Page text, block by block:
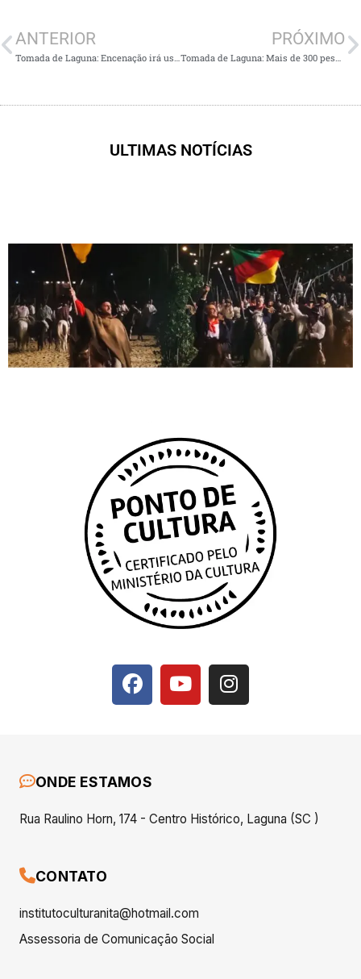
ANTERIOR
Tomada de Laguna: Encenação irá usar fogos de baixo estampido
PRÓXIMO
Tomada de Laguna: Mais de 300 pessoas participam da 1ª reunião geral
ULTIMAS NOTÍCIAS
ONDE ESTAMOS
Rua Raulino Horn, 174 - Centro Histórico, Laguna (SC )
CONTATO
institutoculturanita@hotmail.com
Assessoria de Comunicação Social